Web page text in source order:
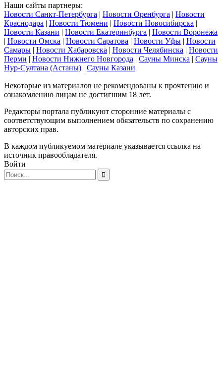
Наши сайты партнеры:
Новости Санкт-Петербурга | Новости Оренбурга | Новости
Краснодара | Новости Тюмени | Новости Новосибирска |
Новости Казани | Новости Екатеринбурга | Новости Воронежа
| Новости Омска | Новости Саратова | Новости Уфы | Новости
Самары | Новости Хабаровска | Новости Челябинска | Новости
Перми | Новости Нижнего Новгорода | Сауны Минска | Сауны
Нур-Султана (Астаны) | Сауны Казани
Некоторые из материалов не рекомендованы к прочтению и
ознакомлению лицам не достигшим 18 лет.
Редакторы портала публикуют сторонние материалы с
соответствующим выполнением обязательств по сохранению
авторских прав.
В каждом публикуемом материале указывается ссылка на
источник правообладателя.
Войти